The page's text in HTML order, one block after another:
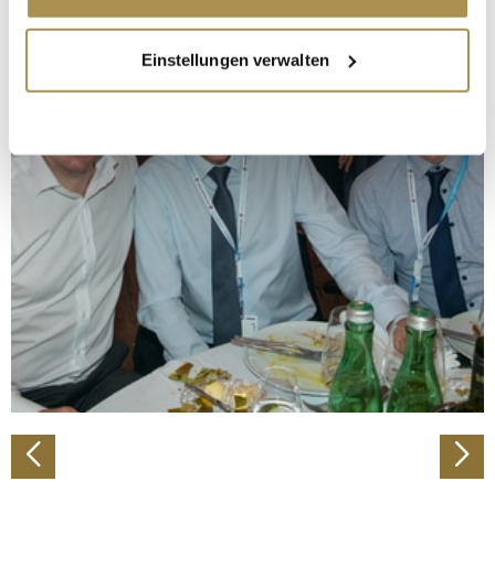
Informationen über Ihre geografische Lage
erfassen, welche bis auf einige Meter genau sein
bestimmten Merkmalen (Fingerprinting) identifizieren
Erfahren Sie mehr darüber, wie Ihre persönlichen Daten
verarbeitet werden, und legen Sie Ihre Präferenzen im
Abschnitt Einzelheiten
fest.
Wir verwenden Cookies, um Inhalte und Anzeigen zu
personalisieren, Funktionen für soziale Medien anbieten
zu können und die Zugriffe auf unsere Website zu
analysieren. Außerdem geben wir Informationen zu Ihrer
Verwendung unserer Website an unsere Partner für
soziale Medien, Werbung und Analysen weiter. Unsere
Partner führen diese Informationen möglicherweise mit
Einstellungen verwalten